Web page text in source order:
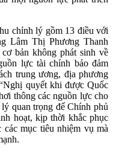
chỉnh lý gồm 13 điều với
Lâm Thị Phương Thanh
bản không phát sinh về
lực tài chính bảo đảm
trung ương, địa phương
quyết khi được Quốc
thông các nguồn lực cho
quan trọng để Chính phủ
hoạt, kịp thời khắc phục
mục tiêu nhiệm vụ mà